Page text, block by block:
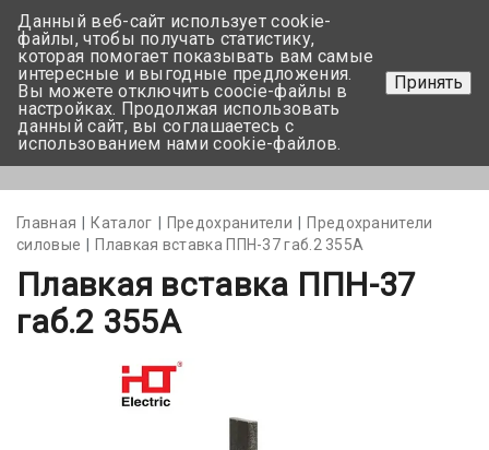
+375 17-350-99-56
+375 44-752-82-08
Задать вопрос
Главная Каталог Предохранители
Предохранители
силовые
Плавкая вставка ППН-37 габ.2 355А
Плавкая вставка ППН-37
габ.2 355А
Данный веб-сайт использует cookie-
файлы, чтобы получать статистику,
которая помогает показывать вам самые
интересные и выгодные предложения.
Вы можете отключить coocie-файлы в
настройках. Продолжая использовать
данный сайт, вы соглашаетесь с
использованием нами cookie-файлов.
Принять